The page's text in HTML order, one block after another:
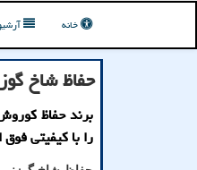
خانه
حفاظ شاخ
برند حفاظ
را با كیفیتی فوق